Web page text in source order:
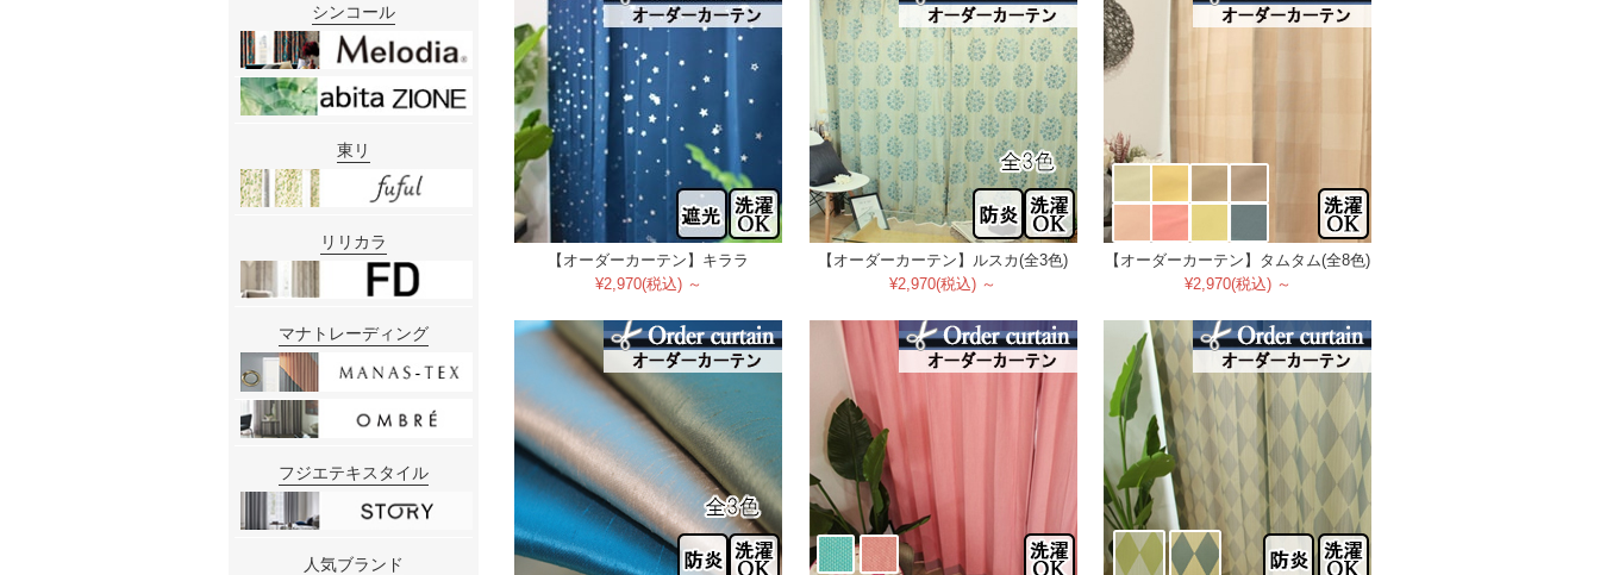
【オーダーカーテン】キララ
¥2,970(税込) ～
【オーダーカーテン】ルスカ(全3色)
¥2,970(税込) ～
【オーダーカーテン】タムタム(全8色)
¥2,970(税込) ～
シンコール
東リ
リリカラ
マナトレーディング
フジエテキスタイル
人気ブランド